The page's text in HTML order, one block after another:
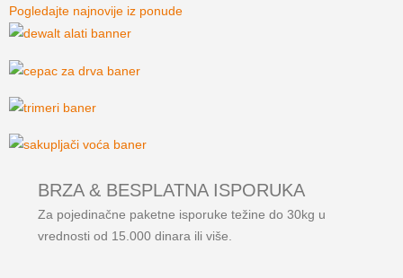
Pogledajte najnovije iz ponude
BRZA & BESPLATNA ISPORUKA​
Za pojedinačne paketne isporuke težine do 30kg u
vrednosti od 15.000 dinara ili više.